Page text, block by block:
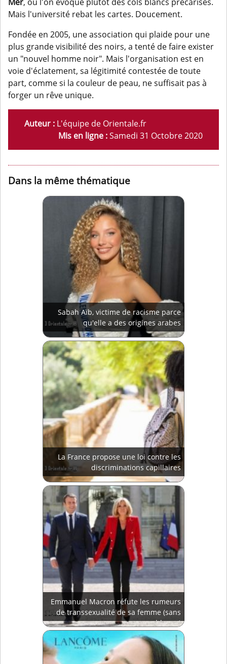
Mais l'université rebat les cartes. Doucement.
Fondée en 2005, une association qui plaide pour une
plus grande visibilité des noirs, a tenté de faire exister
un "nouvel homme noir". Mais l'organisation est en
voie d'éclatement, sa légitimité contestée de toute
part, comme si la couleur de peau, ne suffisait pas à
forger un rêve unique.
Auteur : L'équipe de Orientale.fr
Mis en ligne :Samedi 31 Octobre 2020
Dans la même thématique
Sabah Aïb, victime de racisme parce
qu'elle a des origines arabes
La France propose une loi contre les
discriminations capillaires
Emmanuel Macron réfute les rumeurs
de transsexualité de sa femme (sans
blague)